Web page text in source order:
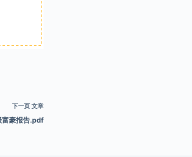
下一页 文章
豪报告.pdf